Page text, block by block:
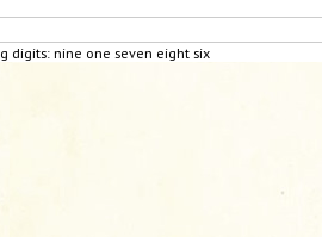
digits: nine one seven eight six